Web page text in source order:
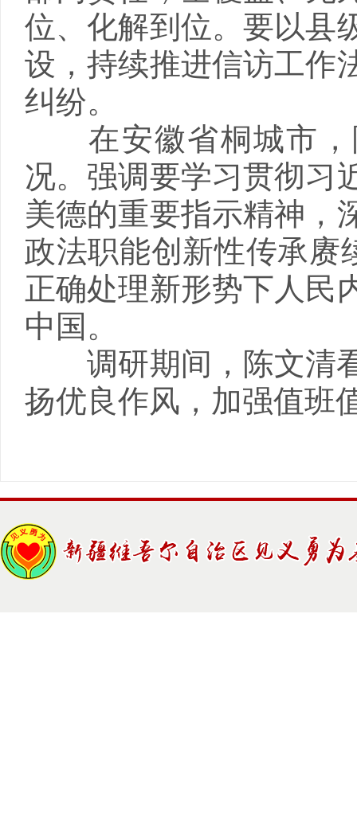
位、化解到位。要以县
设，持续推进信访工作
纠纷。
在安徽省桐城市，
况。强调要学习贯彻习
美德的重要指示精神，
政法职能创新性传承赓
正确处理新形势下人民
中国。
调研期间，陈文清看
扬优良作风，加强值班